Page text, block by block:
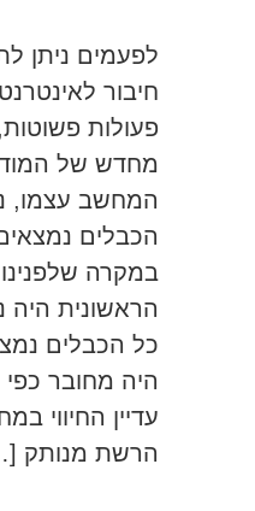
לפעמים ניתן
חיבור
פעולות
מחדש של
המחשב עצמו,
הכבלים
במקרה
הראשונית
כל הכבלים
היה מחובר
עדיין החיווי
הרשת מנותק